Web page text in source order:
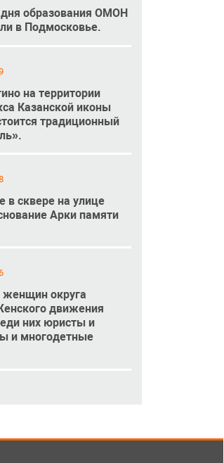
образования ОМОН
в Подмосковье.
на территории
Казанской иконы
традиционный
в сквере на улице
Арки памяти
женщин округа
движения
них юристы и
и многодетные